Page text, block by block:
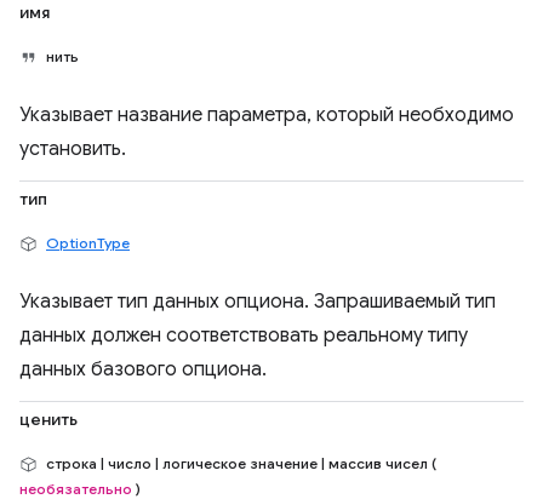
имя
нить
Указывает название параметра, который необходимо
установить.
тип
OptionType
Указывает тип данных опциона. Запрашиваемый тип
данных должен соответствовать реальному типу
данных базового опциона.
ценить
строка | число | логическое значение | массив чисел (
необязательно )